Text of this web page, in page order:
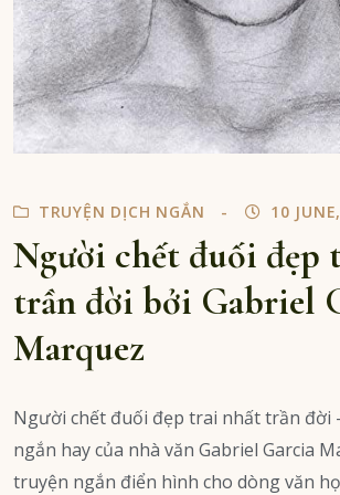
TRUYỆN DỊCH NGẮN 10
Người chết đuối đẹp
trần đời bởi Gabriel
Marquez
Người chết đuối đẹp trai nhất trần đời
ngắn hay của nhà văn Gabriel Garcia
truyện ngắn điển hình cho dòng văn